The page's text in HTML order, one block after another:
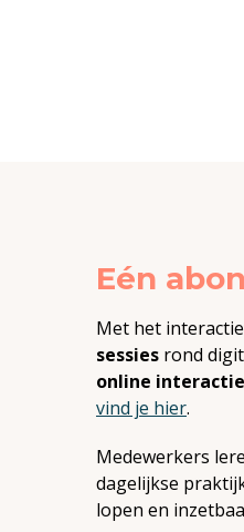
Eén
Met het
sessies rond
online
vind je hier.
Medewerkers
dagelijkse
lopen en